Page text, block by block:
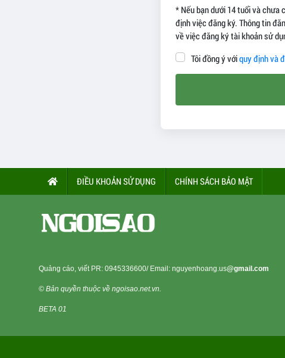
* Nếu bạn dưới 14 tuổi và chưa
định việc đăng ký. Thông tin
về việc đăng ký tài khoản sử
Tôi đồng ý vớiquy định và
ĐIỀU KHOẢN SỬ DỤNG CHÍNH SÁCH BẢO MẬT
Quảng cáo, viết PR: 0945336600/ Email: nguyenhoang.us@gmail.com
© Bản quyền thuộc về ngoisao.net.vn.
BETA 01